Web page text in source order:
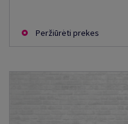
Peržiūrėti prekes